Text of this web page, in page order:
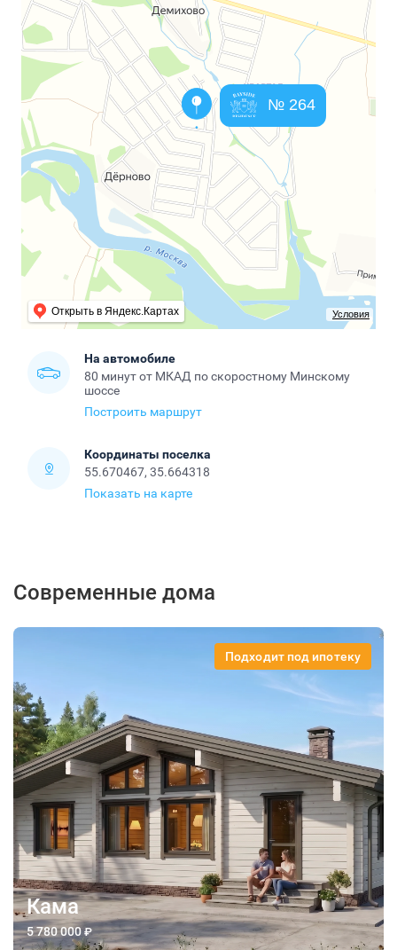
Условия
Открыть в Яндекс.Картах
№ 264
На автомобиле
80 минут от МКАД по скоростному Минскому
шоссе
Построить маршрут
Координаты поселка
55.670467, 35.664318
Показать на карте
Современные дома
Подходит под ипотеку
Кама
5 780 000₽